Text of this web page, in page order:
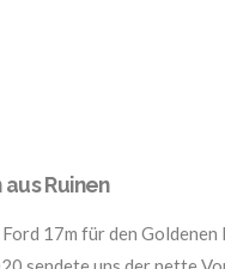
Ruinen
17m für den Goldenen